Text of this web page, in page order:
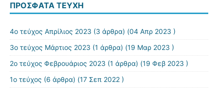
ΠΡΌΣΦΑΤΑ ΤΕΎΧΗ
4ο τεύχος Απρίλιος 2023 (3 άρθρα) (04 Απρ 2023 )
3ο τεύχος Μάρτιος 2023 (1 άρθρα) (19 Μαρ 2023 )
2ο τεύχος Φεβρουάριος 2023 (1 άρθρα) (19 Φεβ 2023 )
1ο τεύχος (6 άρθρα) (17 Σεπ 2022 )